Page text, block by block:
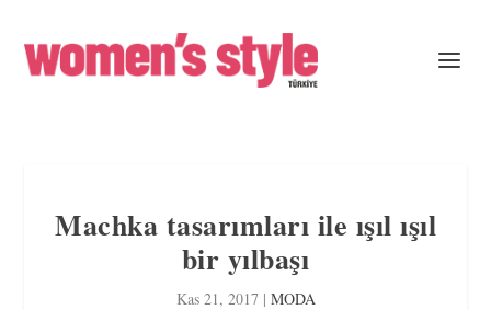
Machka tasarımları ile ışıl ışıl
bir yılbaşı
Kas 21, 2017| MODA